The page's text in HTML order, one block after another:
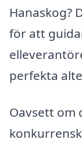
Hanaskog?
för att
perfekta
Oavsett om